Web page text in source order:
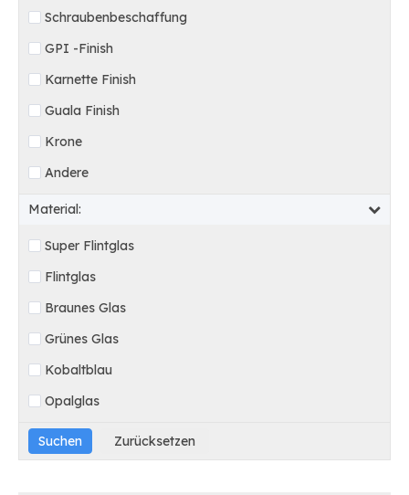
Schraubenbeschaffung
GPI -Finish
Karnette Finish
Guala Finish
Krone
Andere
Material:
Super Flintglas
Flintglas
Braunes Glas
Grünes Glas
Kobaltblau
Opalglas